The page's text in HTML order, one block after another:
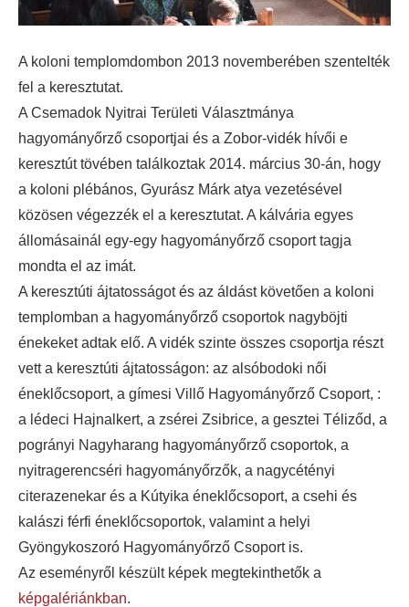
A koloni templomdombon 2013 novemberében szentelték
fel a keresztutat.
A Csemadok Nyitrai Területi Választmánya
hagyományőrző csoportjai és a Zobor-vidék hívői e
keresztút tövében találkoztak 2014. március 30-án, hogy
a koloni plébános, Gyurász Márk atya vezetésével
közösen végezzék el a keresztutat. A kálvária egyes
állomásainál egy-egy hagyományőrző csoport tagja
mondta el az imát.
A keresztúti ájtatosságot és az áldást követően a koloni
templomban a hagyományőrző csoportok nagyböjti
énekeket adtak elő. A vidék szinte összes csoportja részt
vett a keresztúti ájtatosságon: az alsóbodoki női
éneklőcsoport, a gímesi Villő Hagyományőrző Csoport, :
a lédeci Hajnalkert, a zsérei Zsibrice, a gesztei Téliződ, a
pogrányi Nagyharang hagyományőrző csoportok, a
nyitragerencséri hagyományőrzők, a nagycétényi
citerazenekar és a Kútyika éneklőcsoport, a csehi és
kalászi férfi éneklőcsoportok, valamint a helyi
Gyöngykoszoró Hagyományőrző Csoport is.
Az eseményről készült képek megtekinthetők a
képgalériánkban.